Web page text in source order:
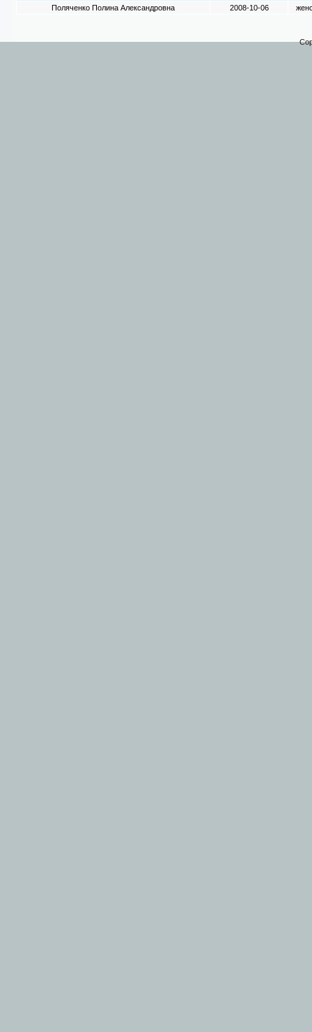
Поляченко Полина Александровна
2008-10-06